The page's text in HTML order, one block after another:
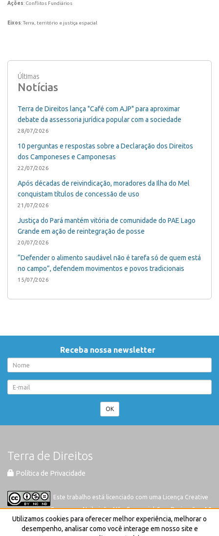
Ações: Conflitos Fundiários
Eixos: Terra, território e justiça espacial
Últimas
Notícias
Terra de Direitos lança "Café com AJP" para aproximar
debate da assessoria jurídica popular com a sociedade
28/07/2026
10 perguntas e respostas sobre a Declaração dos Direitos
dos Camponeses e Camponesas
22/07/2026
Após décadas de reivindicação, moradores da Ilha do Mel
conquistam títulos de concessão de uso
21/07/2026
Justiça do Pará mantém vitória de comunidade do PAE Lago
Grande em ação de reintegração de posse
20/07/2026
“Defender o alimento saudável não é tarefa só de quem está
no campo”, defendem movimentos e povos tradicionais
15/07/2026
Receba nossa newsletter
OK
Terra de Direitos
Política de Privacidade
Este trabalho está licenciado com uma Licença Creative
Commons-Atribuição-Não Comercial-Sem Derivações 4.0
Internacional
Utilizamos cookies para oferecer melhor experiência, melhorar o
desempenho, analisar como você interage em nosso site e